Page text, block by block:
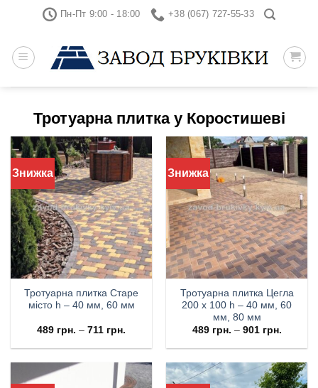
content
Пн-Пт 9:00 - 18:00 +38 (067) 727-55-33
Тротуарна плитка у Коростишеві
Знижка
Тротуарна плитка Старе
місто h – 40 мм, 60 мм
489 грн. – 711 грн.
Знижка
Тротуарна плитка Цегла
200 х 100 h – 40 мм, 60
мм, 80 мм
489 грн. – 901 грн.